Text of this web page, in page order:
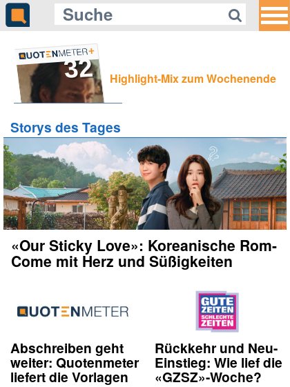
32 Highlight-Mix zum Wochenende
Storys des Tages
«Our Sticky Love»: Koreanische Rom-
Come mit Herz und Süßigkeiten
Abschreiben geht
weiter: Quotenmeter
liefert die Vorlagen
Rückkehr und Neu-
Einstieg: Wie lief die
«GZSZ»-Woche?